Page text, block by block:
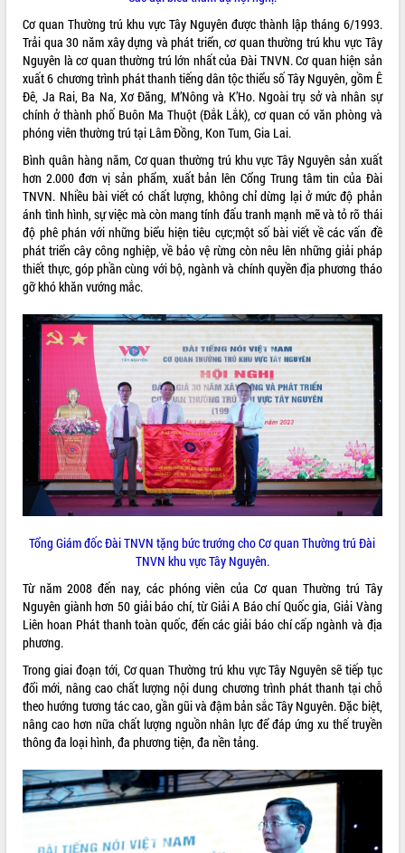
VIDEO
Khám bệnh, cấp phát thuốc miễn phí
và tặng quà người dân xã Cư Pui
Hội nghị UBND tỉnh Đắk Lắk thường kỳ
tháng 7/2026
Lễ truy tặng danh hiệu “Bà Mẹ Việt
Nam Anh hùng” và trao Huân chương
Lao động
UBND tỉnh Đắk Lắk triển khai nhiệm
vụ 6 tháng cuối năm 2026
Kỳ họp thứ Hai, Hội đồng nhân dân
tỉnh khóa XI quyết nghị nhiều nội dung
Bí thư Tỉnh ủy Lương Nguyễn Minh
Triết thăm, tặng quà người có công với
cách mạng
văn hóa, thể thao đáp ứng yêu cầu
phát triển mới
Thường trực HĐND tỉnh Đắk Lắk gặp
mặt Đoàn chuyên gia y tế TP. Hồ Chí
Lễ truy điệu và an táng hài cốt liệt sĩ
tại Nghĩa trang Liệt sĩ xã Sơn Hòa
Bàn giải pháp tháo gỡ khó khăn trong
xuất khẩu sầu riêng và triển khai quy
ALBUM ẢNH
LIÊN KẾT WEB
Hôm nay: 4361
Tất cả:
Cơ quan Thường trú khu vực Tây Nguyên được thành lập tháng 6/1993.
Trải qua 30 năm xây dựng và phát triển, cơ quan thường trú khu vực Tây
Nguyên là cơ quan thường trú lớn nhất của Đài TNVN. Cơ quan hiện sản
xuất 6 chương trình phát thanh tiếng dân tộc thiểu số Tây Nguyên, gồm Ê
Đê, Ja Rai, Ba Na, Xơ Đăng, M’Nông và K’Ho. Ngoài trụ sở và nhân sự
chính ở thành phố Buôn Ma Thuột (Đắk Lắk), cơ quan có văn phòng và
phóng viên thường trú tại Lâm Đồng, Kon Tum, Gia Lai.
Bình quân hàng năm, Cơ quan thường trú khu vực Tây Nguyên sản xuất
hơn 2.000 đơn vị sản phẩm, xuất bản lên Cổng Trung tâm tin của Đài
TNVN. Nhiều bài viết có chất lượng, không chỉ dừng lại ở mức độ phản
ánh tình hình, sự việc mà còn mang tính đấu tranh mạnh mẽ và tỏ rõ thái
độ phê phán với những biểu hiện tiêu cực;một số bài viết về các vấn đề
phát triển cây công nghiệp, về bảo vệ rừng còn nêu lên những giải pháp
thiết thực, góp phần cùng với bộ, ngành và chính quyền địa phương tháo
gỡ khó khăn vướng mắc.
Tổng Giám đốc Đài TNVN tặng bức trướng cho Cơ quan Thường trú Đài
TNVN khu vực Tây Nguyên.
Từ năm 2008 đến nay, các phóng viên của Cơ quan Thường trú Tây
Nguyên giành hơn 50 giải báo chí, từ Giải A Báo chí Quốc gia, Giải Vàng
Liên hoan Phát thanh toàn quốc, đến các giải báo chí cấp ngành và địa
phương.
Trong giai đoạn tới, Cơ quan Thường trú khu vực Tây Nguyên sẽ tiếp tục
đổi mới, nâng cao chất lượng nội dung chương trình phát thanh tại chỗ
theo hướng tương tác cao, gần gũi và đậm bản sắc Tây Nguyên. Đặc biệt,
nâng cao hơn nữa chất lượng nguồn nhân lực để đáp ứng xu thế truyền
thông đa loại hình, đa phương tiện, đa nền tảng.